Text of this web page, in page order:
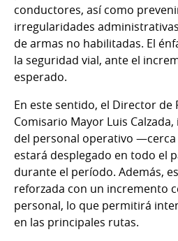
conductores, así como
irregularidades
de armas no habilitadas. El
la seguridad vial, ante el
esperado.
En este sentido, el Director de
Comisario Mayor Luis
del personal operativo
estará desplegado en todo el
durante el período. Además,
reforzada con un incremento
personal, lo que permitirá
en las principales rutas.